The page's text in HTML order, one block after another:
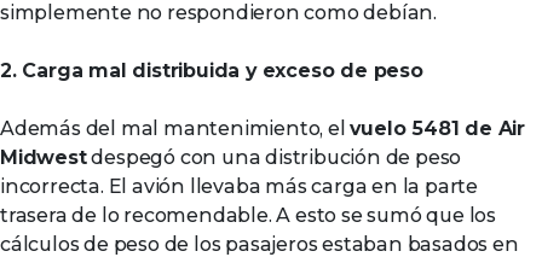
simplemente no respondieron como debían.
2. Carga mal distribuida y exceso de peso
Además del mal mantenimiento, elvuelo 5481 de Air
Midwestdespegó con una distribución de peso
incorrecta. El avión llevaba más carga en la parte
trasera de lo recomendable. A esto se sumó que los
cálculos de peso de los pasajeros estaban basados en